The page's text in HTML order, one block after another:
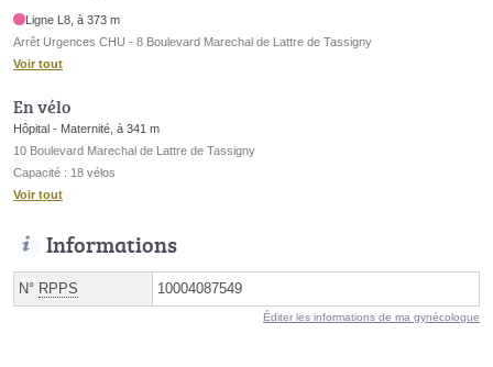
Ligne L8, à 373 m
Arrêt Urgences CHU - 8 Boulevard Marechal de Lattre de Tassigny
Voir tout
En vélo
Hôpital - Maternité, à 341 m
10 Boulevard Marechal de Lattre de Tassigny
Capacité : 18 vélos
Voir tout
Informations
N° RPPS 10004087549
Éditer les informations de ma gynécologue